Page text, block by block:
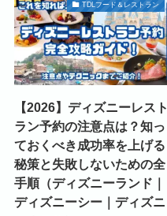
TDLフード＆レストラン
【2026】ディズニーレスト
ラン予約の注意点は？知っ
ておくべき成功率を上げる
秘策と失敗しないための全
手順（ディズニーランド｜
ディズニーシー｜ディズニ